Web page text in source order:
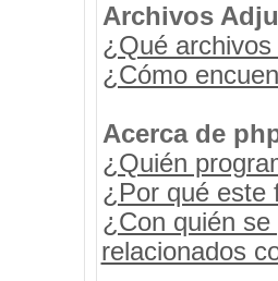
Archivos
¿Qué
¿Cómo
Acerca de
¿Quién
¿Por qué este
¿Con quién
relacionados